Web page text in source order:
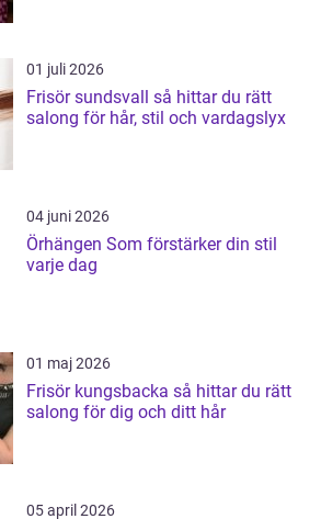
01 juli 2026
Frisör sundsvall så hittar du rätt
salong för hår, stil och vardagslyx
04 juni 2026
Örhängen Som förstärker din stil
varje dag
01 maj 2026
Frisör kungsbacka så hittar du rätt
salong för dig och ditt hår
05 april 2026